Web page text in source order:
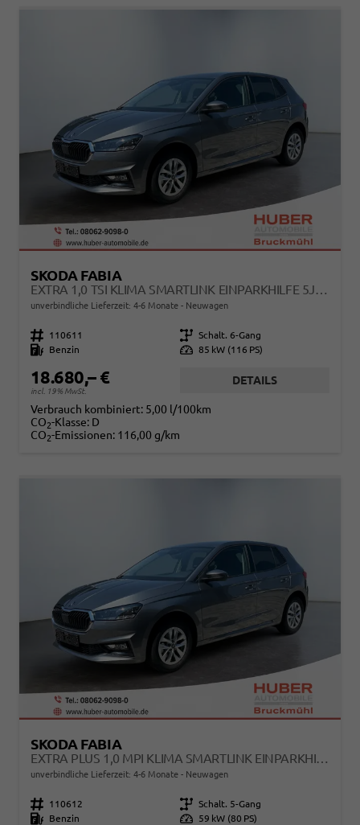
SKODA FABIA
EXTRA 1,0 TSI KLIMA SMARTLINK EINPARKHILFE 5J GARANTIE LED SCHEINWERFER BLUETOOTH
unverbindliche Lieferzeit: 4-6 Monate Neuwagen
Fahrzeugnr. 110611 Getriebe Schalt. 6-Gang
Kraftstoff
Benzin Leistung 85 kW (116 PS)
18.680,– €
incl. 19% MwSt.
DETAILS
Verbrauch kombiniert: 5,00 l/100km
CO2-Klasse: D
CO2-Emissionen: 116,00 g/km
SKODA FABIA
EXTRA PLUS 1,0 MPI KLIMA SMARTLINK EINPARKHILFE 5J GARANTIE LED ALU FELGEN KAMERA SITZHEIZUNG BLUETOOTH
unverbindliche Lieferzeit: 4-6 Monate Neuwagen
Fahrzeugnr. 110612 Getriebe Schalt. 5-Gang
Kraftstoff
Benzin Leistung 59 kW (80 PS)